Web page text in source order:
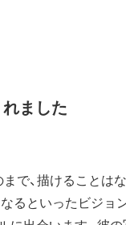
ました
で、描けることは
るといったビジョ